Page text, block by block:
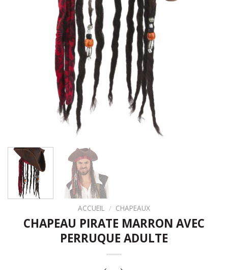
ACCUEIL / CHAPEAUX
CHAPEAU PIRATE MARRON AVEC
PERRUQUE ADULTE